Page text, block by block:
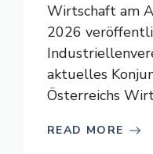
Wirtschaft am
2026
aktuelles
Österreichs
READ MORE